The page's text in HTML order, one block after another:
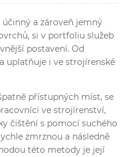
a zároveň jemný
si v portfoliu služeb
postavení. Od
uplatňuje i ve strojírenské
přístupných míst, se
ve strojírenství,
čištění s pomocí suchého
zmrznou a následně
této metody je její